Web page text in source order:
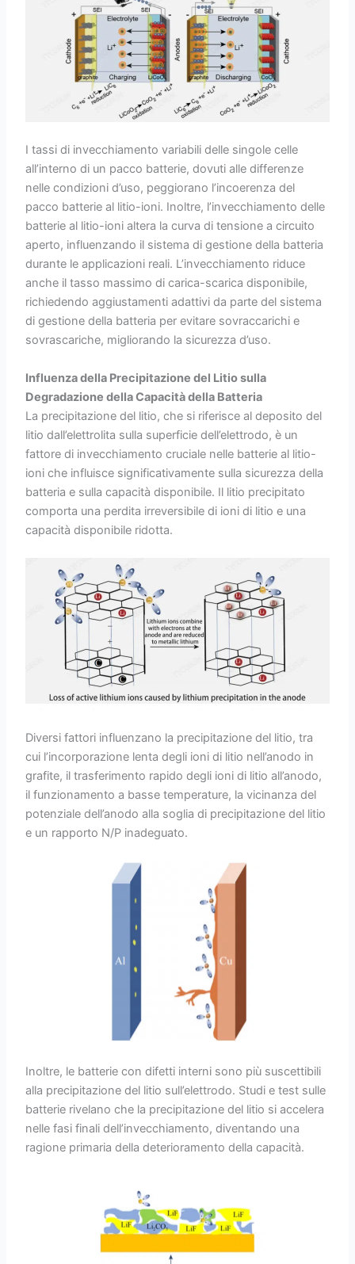
I tassi di invecchiamento variabili delle singole celle
all’interno di un pacco batterie, dovuti alle differenze
nelle condizioni d’uso, peggiorano l’incoerenza del
pacco batterie al litio-ioni. Inoltre, l’invecchiamento delle
batterie al litio-ioni altera la curva di tensione a circuito
aperto, influenzando il sistema di gestione della batteria
durante le applicazioni reali. L’invecchiamento riduce
anche il tasso massimo di carica-scarica disponibile,
richiedendo aggiustamenti adattivi da parte del sistema
di gestione della batteria per evitare sovraccarichi e
sovrascariche, migliorando la sicurezza d’uso.
Influenza della Precipitazione del Litio sulla
Degradazione della Capacità della Batteria
La precipitazione del litio, che si riferisce al deposito del
litio dall’elettrolita sulla superficie dell’elettrodo, è un
fattore di invecchiamento cruciale nelle batterie al litio-
ioni che influisce significativamente sulla sicurezza della
batteria e sulla capacità disponibile. Il litio precipitato
comporta una perdita irreversibile di ioni di litio e una
capacità disponibile ridotta.
Diversi fattori influenzano la precipitazione del litio, tra
cui l’incorporazione lenta degli ioni di litio nell’anodo in
grafite, il trasferimento rapido degli ioni di litio all’anodo,
il funzionamento a basse temperature, la vicinanza del
potenziale dell’anodo alla soglia di precipitazione del litio
e un rapporto N/P inadeguato.
Inoltre, le batterie con difetti interni sono più suscettibili
alla precipitazione del litio sull’elettrodo. Studi e test sulle
batterie rivelano che la precipitazione del litio si accelera
nelle fasi finali dell’invecchiamento, diventando una
ragione primaria della deterioramento della capacità.